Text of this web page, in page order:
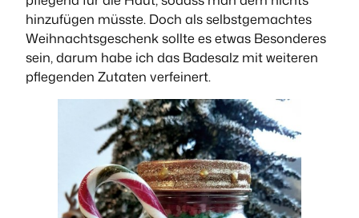
hinzufügen müsste. Doch als selbstgemachtes
Weihnachtsgeschenk sollte es etwas Besonderes
sein, darum habe ich das Badesalz mit weiteren
pflegenden Zutaten verfeinert.